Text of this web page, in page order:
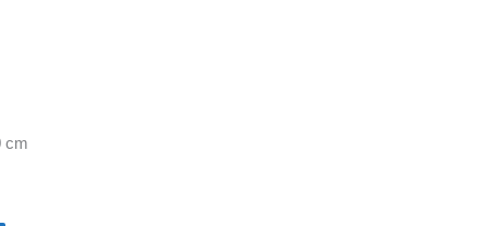
cm